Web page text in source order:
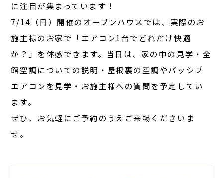
に注目が集まっています！
7/14（日）開催のオープンハウスでは、実際のお
施主様のお家で「エアコン1台でどれだけ快適
か？」を体感できます。当日は、家の中の見学・全
館空調についての説明・屋根裏の空調やパッシブ
エアコンを見学・お施主様への質問を予定してい
ます。
ぜひ、お気軽にご予約のうえご来場くださいま
せ。